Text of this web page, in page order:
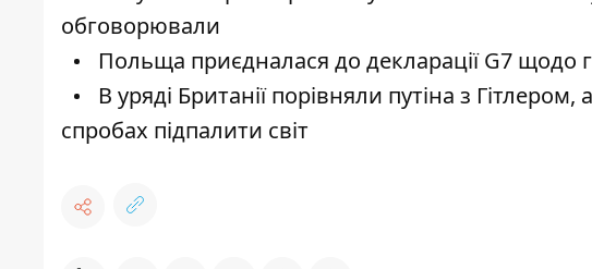
обговорювали
Польща приєдналася до декларації G7 щодо
В уряді Британії порівняли путіна з
спробах підпалити світ